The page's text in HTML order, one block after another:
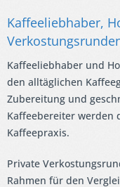
Kaffeeliebhaber,
Kaffeeliebhaber und
den alltäglichen
Zubereitung und
Kaffeebereiter werden
Kaffeepraxis.
Private
Rahmen für den